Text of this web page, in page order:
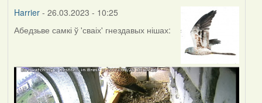
Harrier- 26.03.2023 - 10:25
Абедзьве самкі ў 'сваіх' гнездавых нішах: